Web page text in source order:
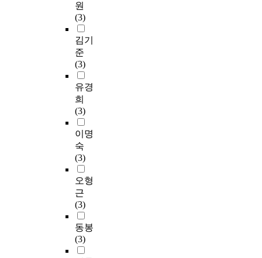
원
(3)
김기
준
(3)
유경
희
(3)
이명
숙
(3)
오형
근
(3)
동봉
(3)